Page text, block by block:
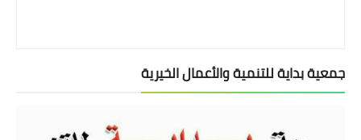
جمعية بداية للتنمية والأعمال الخيرية